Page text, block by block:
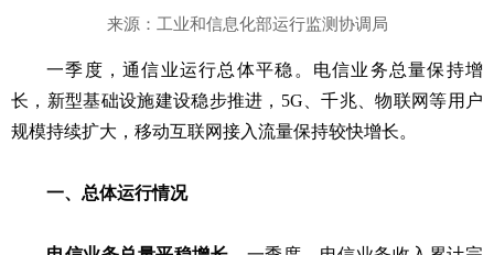
来源：工业和信息化部运行监测协调局
一季度，通信业运行总体平稳。电信业务总量保持增
长，新型基础设施建设稳步推进，5G、千兆、物联网等用户
规模持续扩大，移动互联网接入流量保持较快增长。
一、总体运行情况